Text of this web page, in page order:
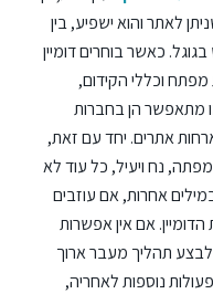
לאתר והוא ישפיע, בין
כאשר בוחרים דומיין
וכללי הקידום,
מתאפשר הן בחברות
אתרים. יחד עם זאת,
נח ויעיל, כל עוד לא
במילים אחרות, אם עוזבים
אם אין אפשרות
תהליך מעבר ארוך
נוספות לאחריה,